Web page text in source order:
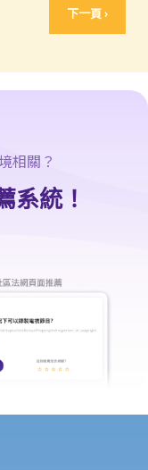
下一頁 ›
相關？
系統！